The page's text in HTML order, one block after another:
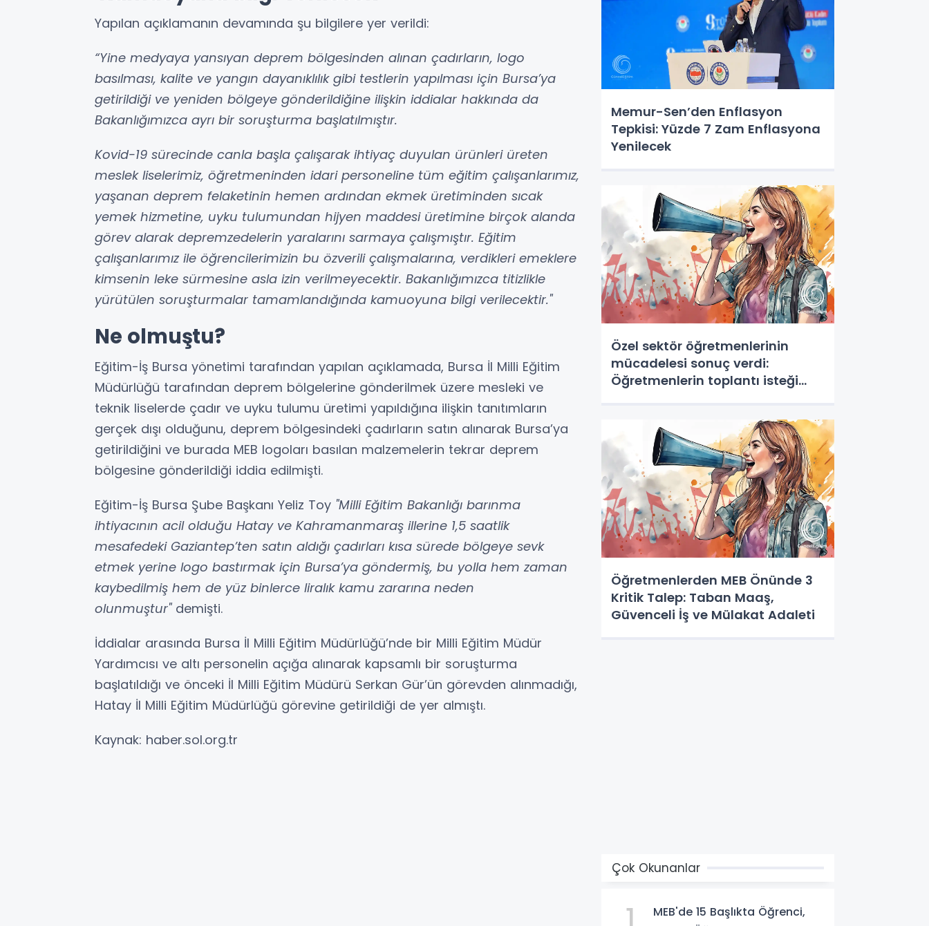
Yapılan açıklamanın devamında şu bilgilere yer verildi:
“Yine medyaya yansıyan deprem bölgesinden alınan çadırların, logo
basılması, kalite ve yangın dayanıklılık gibi testlerin yapılması için Bursa’ya
getirildiği ve yeniden bölgeye gönderildiğine ilişkin iddialar hakkında da
Bakanlığımızca ayrı bir soruşturma başlatılmıştır.
Kovid-19 sürecinde canla başla çalışarak ihtiyaç duyulan ürünleri üreten
meslek liselerimiz, öğretmeninden idari personeline tüm eğitim çalışanlarımız,
yaşanan deprem felaketinin hemen ardından ekmek üretiminden sıcak
yemek hizmetine, uyku tulumundan hijyen maddesi üretimine birçok alanda
görev alarak depremzedelerin yaralarını sarmaya çalışmıştır. Eğitim
çalışanlarımız ile öğrencilerimizin bu özverili çalışmalarına, verdikleri emeklere
kimsenin leke sürmesine asla izin verilmeyecektir. Bakanlığımızca titizlikle
yürütülen soruşturmalar tamamlandığında kamuoyuna bilgi verilecektir."
Ne olmuştu?
Eğitim-İş Bursa yönetimi tarafından yapılan açıklamada, Bursa İl Milli Eğitim
Müdürlüğü tarafından deprem bölgelerine gönderilmek üzere mesleki ve
teknik liselerde çadır ve uyku tulumu üretimi yapıldığına ilişkin tanıtımların
gerçek dışı olduğunu, deprem bölgesindeki çadırların satın alınarak Bursa’ya
getirildiğini ve burada MEB logoları basılan malzemelerin tekrar deprem
bölgesine gönderildiği iddia edilmişti.
Eğitim-İş Bursa Şube Başkanı Yeliz Toy "Milli Eğitim Bakanlığı barınma
ihtiyacının acil olduğu Hatay ve Kahramanmaraş illerine 1,5 saatlik
mesafedeki Gaziantep’ten satın aldığı çadırları kısa sürede bölgeye sevk
etmek yerine logo bastırmak için Bursa’ya göndermiş, bu yolla hem zaman
kaybedilmiş hem de yüz binlerce liralık kamu zararına neden
olunmuştur"demişti.
İddialar arasında Bursa İl Milli Eğitim Müdürlüğü’nde bir Milli Eğitim Müdür
Yardımcısı ve altı personelin açığa alınarak kapsamlı bir soruşturma
başlatıldığı ve önceki İl Milli Eğitim Müdürü Serkan Gür’ün görevden alınmadığı,
Hatay İl Milli Eğitim Müdürlüğü görevine getirildiği de yer almıştı.
Kaynak: haber.sol.org.tr
Memur-Sen’den Enflasyon
Tepkisi: Yüzde 7 Zam Enflasyona
Yenilecek
Özel sektör öğretmenlerinin
mücadelesi sonuç verdi:
Öğretmenlerin toplantı isteği
Öğretmenlerden MEB Önünde 3
Kritik Talep: Taban Maaş,
Güvenceli İş ve Mülakat Adaleti
Çok Okunanlar
MEB'de 15 Başlıkta Öğrenci,